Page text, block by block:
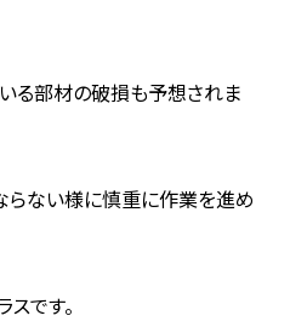
る部材の破損も予想されま
らない様に慎重に作業を進め
です。